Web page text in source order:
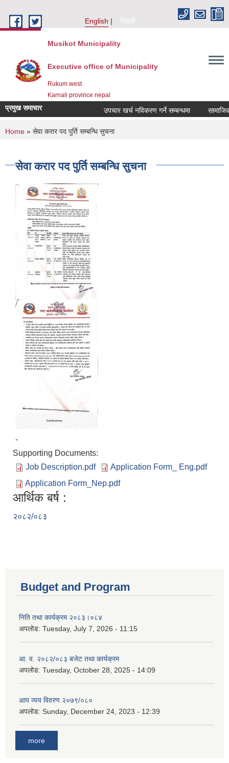
English
नेपाली
Musikot Municipality
Executive office of Municipality
Rukum west
Karnali province nepal
प्रमुख समाचार उपचार खर्च नविकरण गर्ने सम्बन्धमा
You are here
Home » सेवा करार पद पुर्ति सम्बन्धि सुचना
सेवा करार पद पुर्ति सम्बन्धि सुचना
-
Supporting Documents:
Job Description.pdf
Application Form_ Eng.pdf
Application Form_Nep.pdf
आर्थिक बर्ष :
२०८२/०८३
Budget and Program
निति तथा कार्यक्रम २०८३।०८४
अपलोड: Tuesday, July 7, 2026 - 11:15
आ. व. २०८२/०८३ बजेट तथा कार्यक्रम
अपलोड: Tuesday, October 28, 2025 - 14:09
आय व्यय विवरण २०७९/०८०
अपलोड: Sunday, December 24, 2023 - 12:39
more